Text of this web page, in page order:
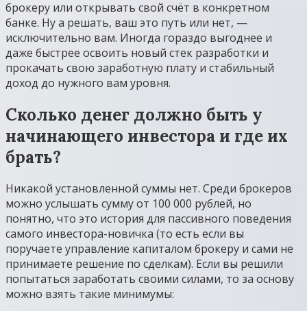
брокеру или открывать свой счёт в конкретном
банке. Ну а решать, ваш это путь или нет, —
исключительно вам. Иногда гораздо выгоднее и
даже быстрее освоить новый стек разработки и
прокачать свою заработную плату и стабильный
доход до нужного вам уровня.
Сколько денег должно быть у
начинающего инвестора и где их
брать?
Никакой установленной суммы нет. Среди брокеров
можно услышать сумму от 100 000 рублей, но
понятно, что это история для пассивного поведения
самого инвестора-новичка (то есть если вы
поручаете управление капиталом брокеру и сами не
принимаете решение по сделкам). Если вы решили
попытаться заработать своими силами, то за основу
можно взять такие минимумы: